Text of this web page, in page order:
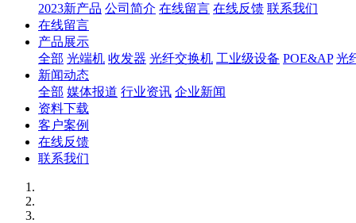
2023新产品 公司简介 在线留言 在线反馈 联系我们
在线留言
产品展示
全部 光端机 收发器 光纤交换机 工业级设备 POE&AP 光
新闻动态
全部 媒体报道 行业资讯 企业新闻
资料下载
客户案例
在线反馈
联系我们